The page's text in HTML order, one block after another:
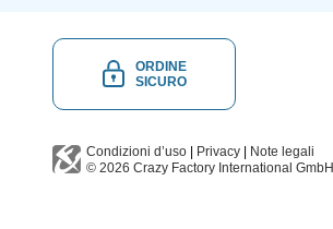
ORDINE
SICURO
Condizioni d’uso Privacy
Note legali
© 2026 Crazy Factory International GmbH